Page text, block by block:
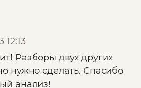
развитие благодаря
в Северной Америке и
последние годы были
британского биолога
«Эгоистичный ген»
12:13
Разборы двух других
нужно сделать. Спасибо
анализ!